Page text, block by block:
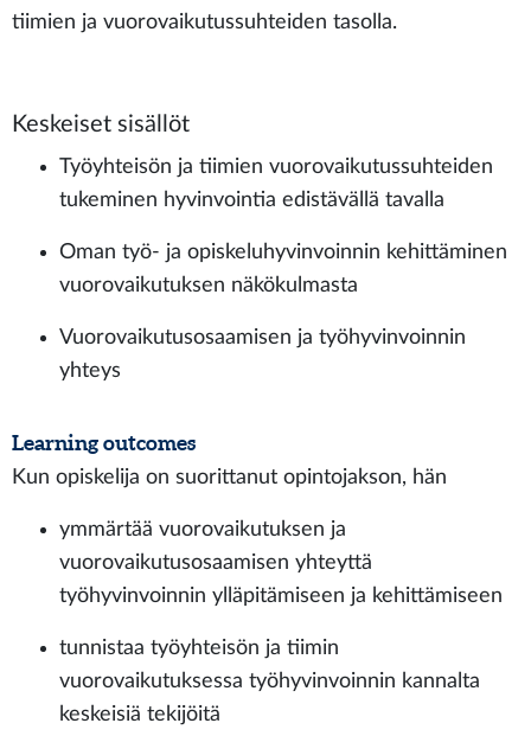
tiimien ja vuorovaikutussuhteiden tasolla.
Keskeiset sisällöt
Työyhteisön ja tiimien vuorovaikutussuhteiden
tukeminen hyvinvointia edistävällä tavalla
Oman työ- ja opiskeluhyvinvoinnin kehittäminen
vuorovaikutuksen näkökulmasta
Vuorovaikutusosaamisen ja työhyvinvoinnin
yhteys
Learning outcomes
Kun opiskelija on suorittanut opintojakson, hän
ymmärtää vuorovaikutuksen ja
vuorovaikutusosaamisen yhteyttä
työhyvinvoinnin ylläpitämiseen ja kehittämiseen
tunnistaa työyhteisön ja tiimin
vuorovaikutuksessa työhyvinvoinnin kannalta
keskeisiä tekijöitä